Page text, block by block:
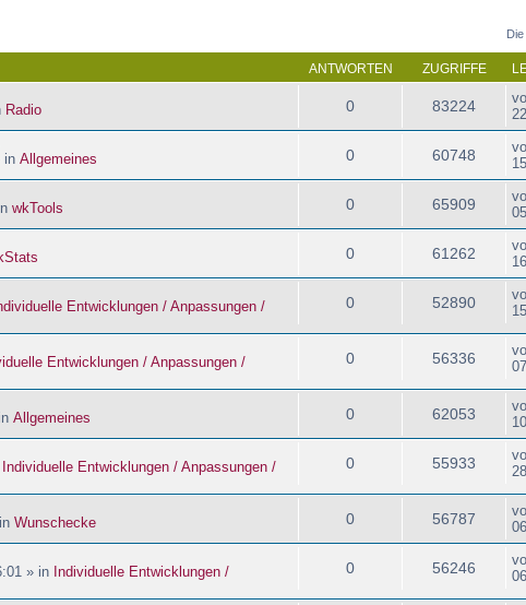
ANTWORTEN ZUGRIFFE
Radio 0 83224
in Allgemeines 0 60748
wkTools 0 65909
0 61262
Entwicklungen / Anpassungen /
0 52890
Entwicklungen / Anpassungen /
0 56336
Allgemeines 0 62053
Individuelle Entwicklungen / Anpassungen /
0 55933
Wunschecke 0 56787
» in Individuelle Entwicklungen /
0 56246